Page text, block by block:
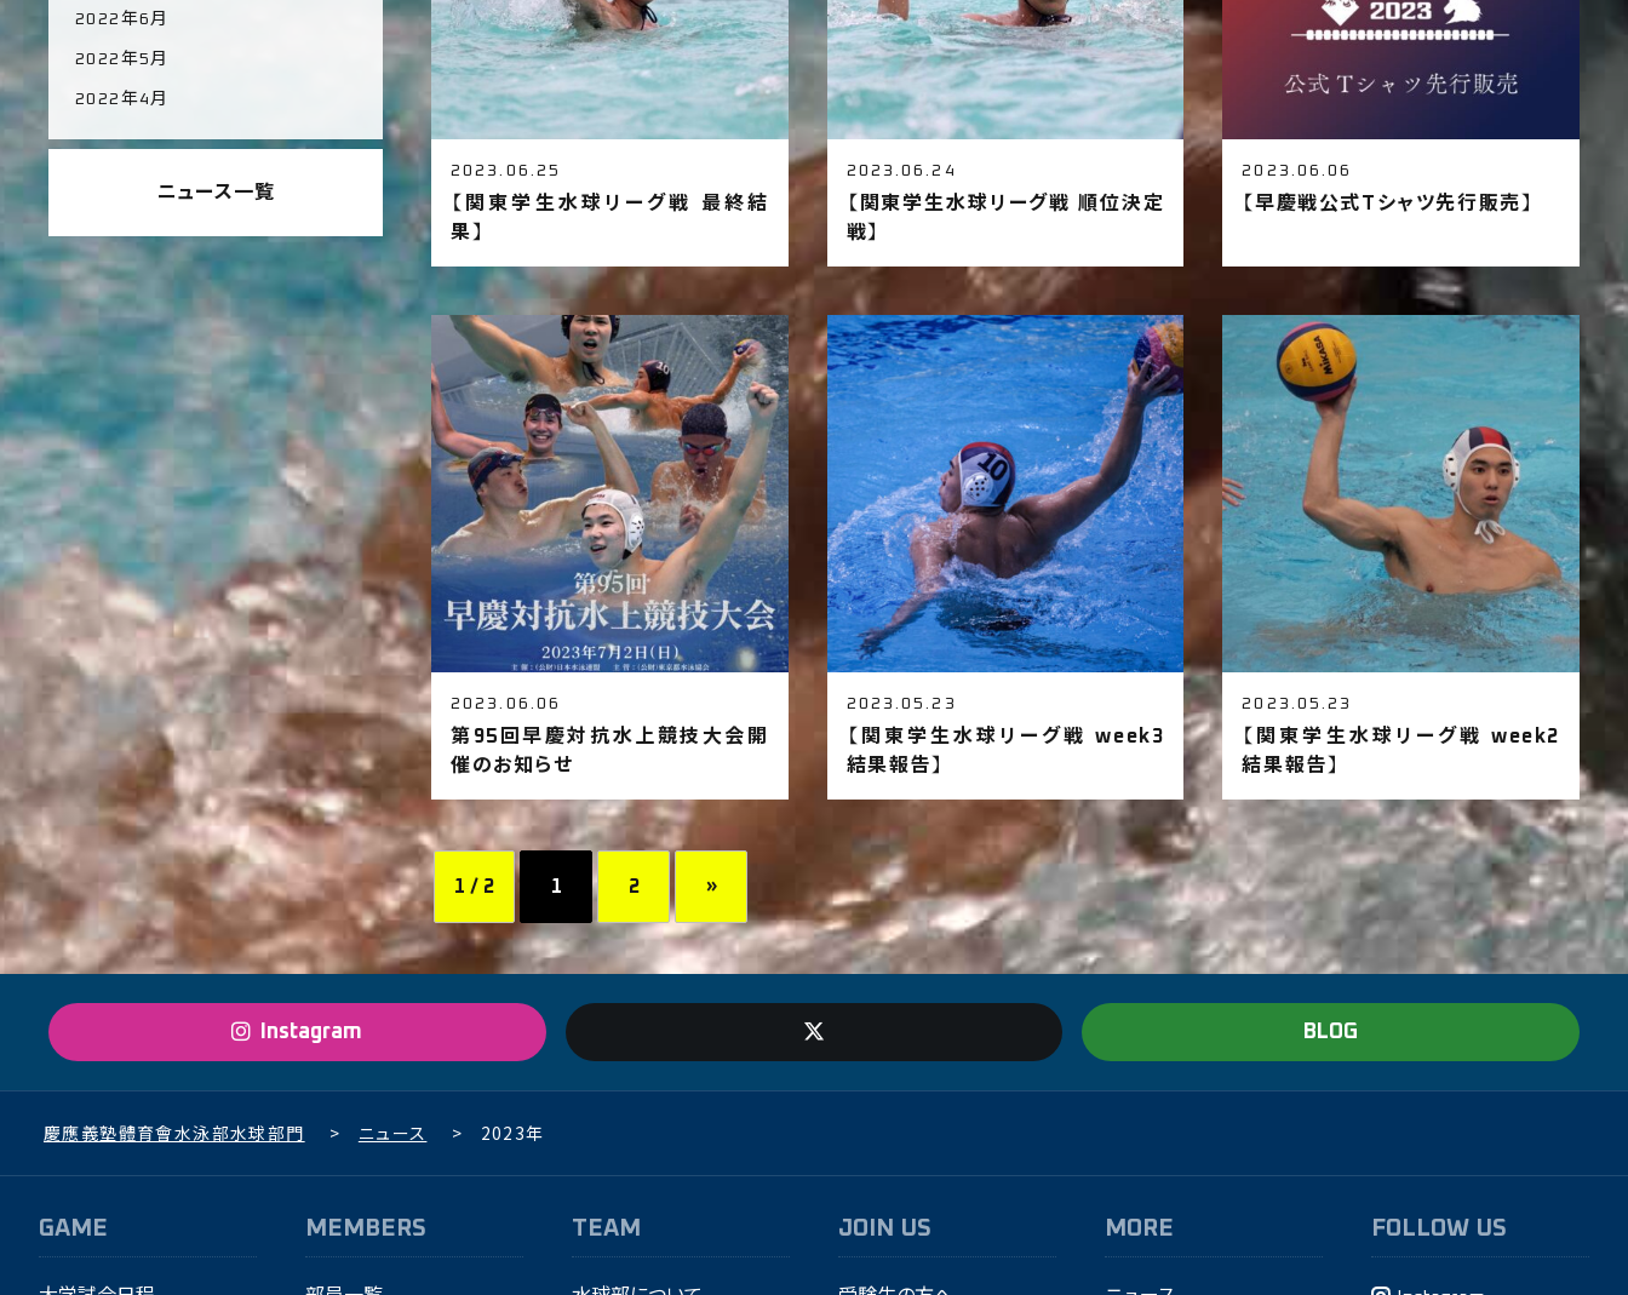
2023.06.25
【関東学生水球リーグ戦 最終結
果】
2023.06.24
【関東学生水球リーグ戦 順位決定
戦】
2023.06.06
【早慶戦公式Tシャツ先行販売】
2023.06.06
第95回早慶対抗水上競技大会開
催のお知らせ
2023.05.23
【関東学生水球リーグ戦 week3
結果報告】
2023.05.23
【関東学生水球リーグ戦 week2
結果報告】
1 / 2 1 2 »
2022年6月
2022年5月
2022年4月
ニュース一覧
Instagram BLOG
慶應義塾體育會水泳部水球部門 > ニュース > 2023年
GAME MEMBERS TEAM JOIN US MORE FOLLOW US